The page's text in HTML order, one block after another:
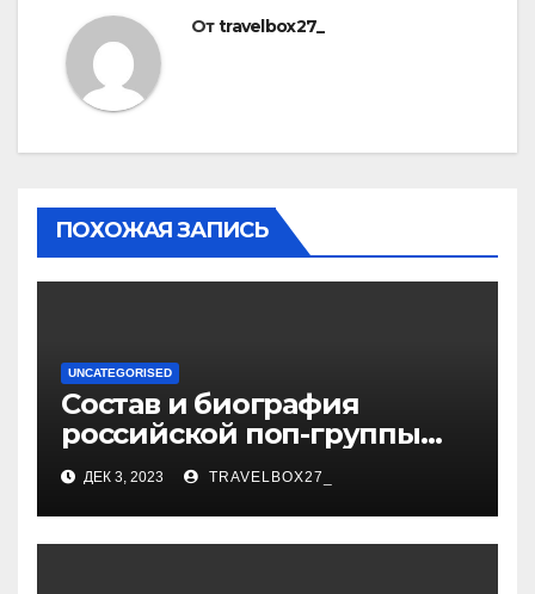
Отtravelbox27_
ПОХОЖАЯ ЗАПИСЬ
UNCATEGORISED
Состав и биография
российской поп-группы
«Иванушки интернешнл»
— история успеха, музыка
и судьбы участников
ДЕК 3, 2023 TRAVELBOX27_